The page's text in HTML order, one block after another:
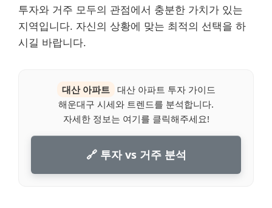
투자와 거주 모두의 관점에서 충분한 가치가 있는
지역입니다. 자신의 상황에 맞는 최적의 선택을 하
시길 바랍니다.
대산 아파트
대산 아파트 투자 가이드
해운대구 시세와 트렌드를 분석합니다.
자세한 정보는 여기를 클릭해주세요!
🔗 투자 vs 거주 분석